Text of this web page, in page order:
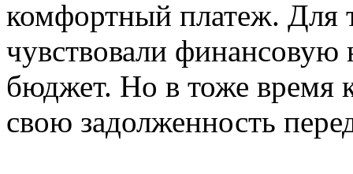
комфортный платеж. Для
чувствовали финансовую
бюджет. Но в тоже время
свою задолженность